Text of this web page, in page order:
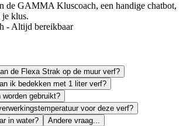
de GAMMA Kluscoach, een handige chatbot,
je klus.
- Altijd bereikbaar
de Flexa Strak op de muur verf?
ik bedekken met 1 liter verf?
gebruikt?
voor deze verf?
in water?
Andere vraag...